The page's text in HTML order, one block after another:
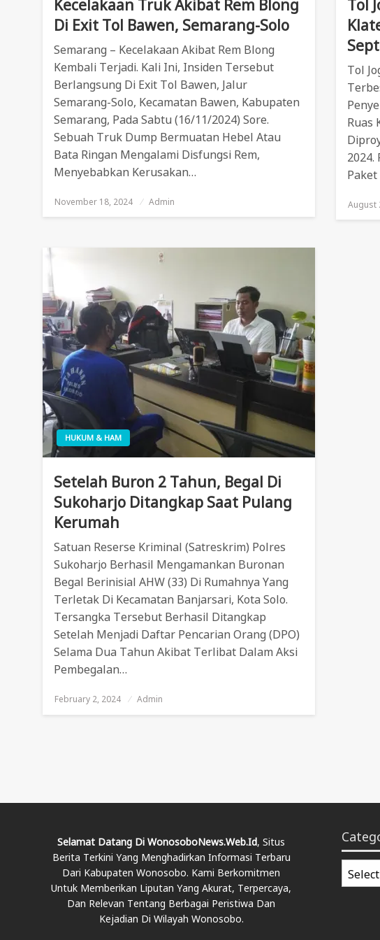
Kecelakaan Truk Akibat Rem Blong
Di Exit Tol Bawen, Semarang-Solo
Semarang – Kecelakaan Akibat Rem Blong
Kembali Terjadi. Kali Ini, Insiden Tersebut
Berlangsung Di Exit Tol Bawen, Jalur
Semarang-Solo, Kecamatan Bawen, Kabupaten
Semarang, Pada Sabtu (16/11/2024) Sore.
Sebuah Truk Dump Bermuatan Hebel Atau
Bata Ringan Mengalami Disfungsi Rem,
Menyebabkan Kerusakan…
Posted
November 18, 2024 Admin
Tol
Tol
Ruas
2024.
Posted
On
August
HUKUM & HAM
Setelah Buron 2 Tahun, Begal Di
Sukoharjo Ditangkap Saat Pulang
Kerumah
Satuan Reserse Kriminal (Satreskrim) Polres
Sukoharjo Berhasil Mengamankan Buronan
Begal Berinisial AHW (33) Di Rumahnya Yang
Terletak Di Kecamatan Banjarsari, Kota Solo.
Tersangka Tersebut Berhasil Ditangkap
Setelah Menjadi Daftar Pencarian Orang (DPO)
Selama Dua Tahun Akibat Terlibat Dalam Aksi
Pembegalan…
Posted
February 2, 2024 Admin
Selamat Datang Di WonosoboNews.web.id, Situs
Berita Terkini Yang Menghadirkan Informasi Terbaru
Dari Kabupaten Wonosobo. Kami Berkomitmen
Untuk Memberikan Liputan Yang Akurat, Terpercaya,
Dan Relevan Tentang Berbagai Peristiwa Dan
Kejadian Di Wilayah Wonosobo.